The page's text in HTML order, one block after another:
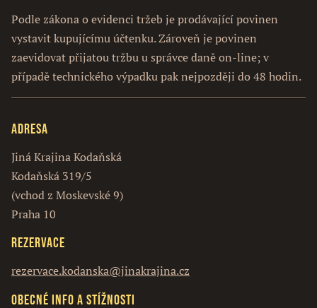
Podle zákona o evidenci tržeb je prodávající povinen
vystavit kupujícímu účtenku. Zároveň je povinen
zaevidovat přijatou tržbu u správce daně on-line; v
případě technického výpadku pak nejpozději do 48 hodin.
Adresa
Jiná Krajina Kodaňská
Kodaňská 319/5
(vchod z Moskevské 9)
Praha 10
Rezervace
rezervace.kodanska@jinakrajina.cz
Obecné info a stížnosti